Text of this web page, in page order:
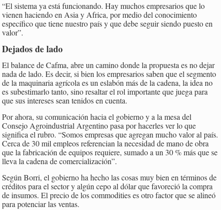
“El sistema ya está funcionando. Hay muchos empresarios que lo
vienen haciendo en Asia y Africa, por medio del conocimiento
específico que tiene nuestro país y que debe seguir siendo puesto en
valor”.
Dejados de lado
El balance de Cafma, abre un camino donde la propuesta es no dejar
nada de lado. Es decir, si bien los empresarios saben que el segmento
de la maquinaria agrícola es un eslabón más de la cadena, la idea no
es subestimarlo tanto, sino resaltar el rol importante que juega para
que sus intereses sean tenidos en cuenta.
Por ahora, su comunicación hacia el gobierno y a la mesa del
Consejo Agroindustrial Argentino pasa por hacerles ver lo que
significa el rubro. “Somos empresas que agregan mucho valor al país.
Cerca de 30 mil empleos referencian la necesidad de mano de obra
que la fabricación de equipos requiere, sumado a un 30 % más que se
lleva la cadena de comercialización”.
Según Borri, el gobierno ha hecho las cosas muy bien en términos de
créditos para el sector y algún cepo al dólar que favoreció la compra
de insumos. El precio de los commodities es otro factor que se alineó
para potenciar las ventas.